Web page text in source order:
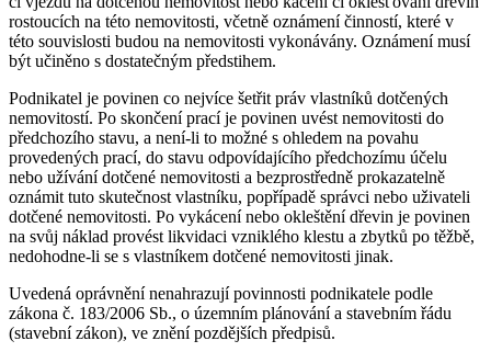
rostoucích na této nemovitosti, včetně oznámení činností, které v
této souvislosti budou na nemovitosti vykonávány. Oznámení musí
být učiněno s dostatečným předstihem.
Podnikatel je povinen co nejvíce šetřit práv vlastníků dotčených
nemovitostí. Po skončení prací je povinen uvést nemovitosti do
předchozího stavu, a není-li to možné s ohledem na povahu
provedených prací, do stavu odpovídajícího předchozímu účelu
nebo užívání dotčené nemovitosti a bezprostředně prokazatelně
oznámit tuto skutečnost vlastníku, popřípadě správci nebo uživateli
dotčené nemovitosti. Po vykácení nebo okleštění dřevin je povinen
na svůj náklad provést likvidaci vzniklého klestu a zbytků po těžbě,
nedohodne-li se s vlastníkem dotčené nemovitosti jinak.
Uvedená oprávnění nenahrazují povinnosti podnikatele podle
zákona č. 183/2006 Sb., o územním plánování a stavebním řádu
(stavební zákon), ve znění pozdějších předpisů.